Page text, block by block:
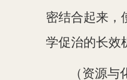
密结合起来，
学促治的长效
（资源与